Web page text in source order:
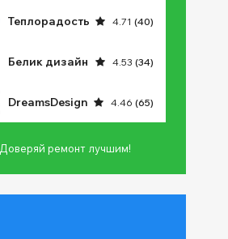
Теплорадость 4.71 (40)
Белик дизайн 4.53 (34)
DreamsDesign 4.46 (65)
Доверяй ремонт лучшим!